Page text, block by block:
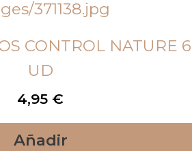
CONTROL NATURE 6
UD
4,95 €
Añadir